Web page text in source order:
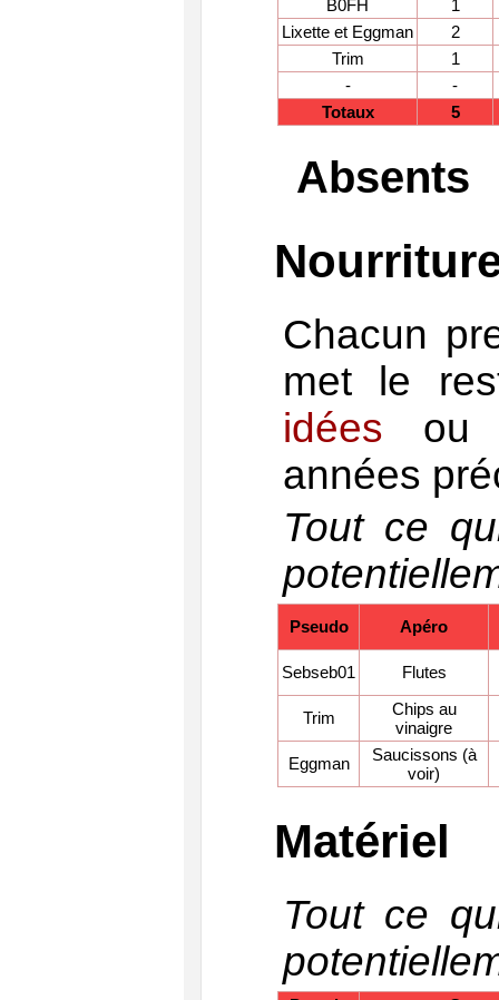
B0FH
1
Lixette et Eggman
2
Trim
1
-
-
Totaux
5
Absents
Chacun
met le
idées ou
années
Tout ce
Pseudo Apéro
Sebseb01 Flutes
Trim
Chips au
vinaigre
Eggman
Saucissons (à
voir)
Matériel
Tout ce